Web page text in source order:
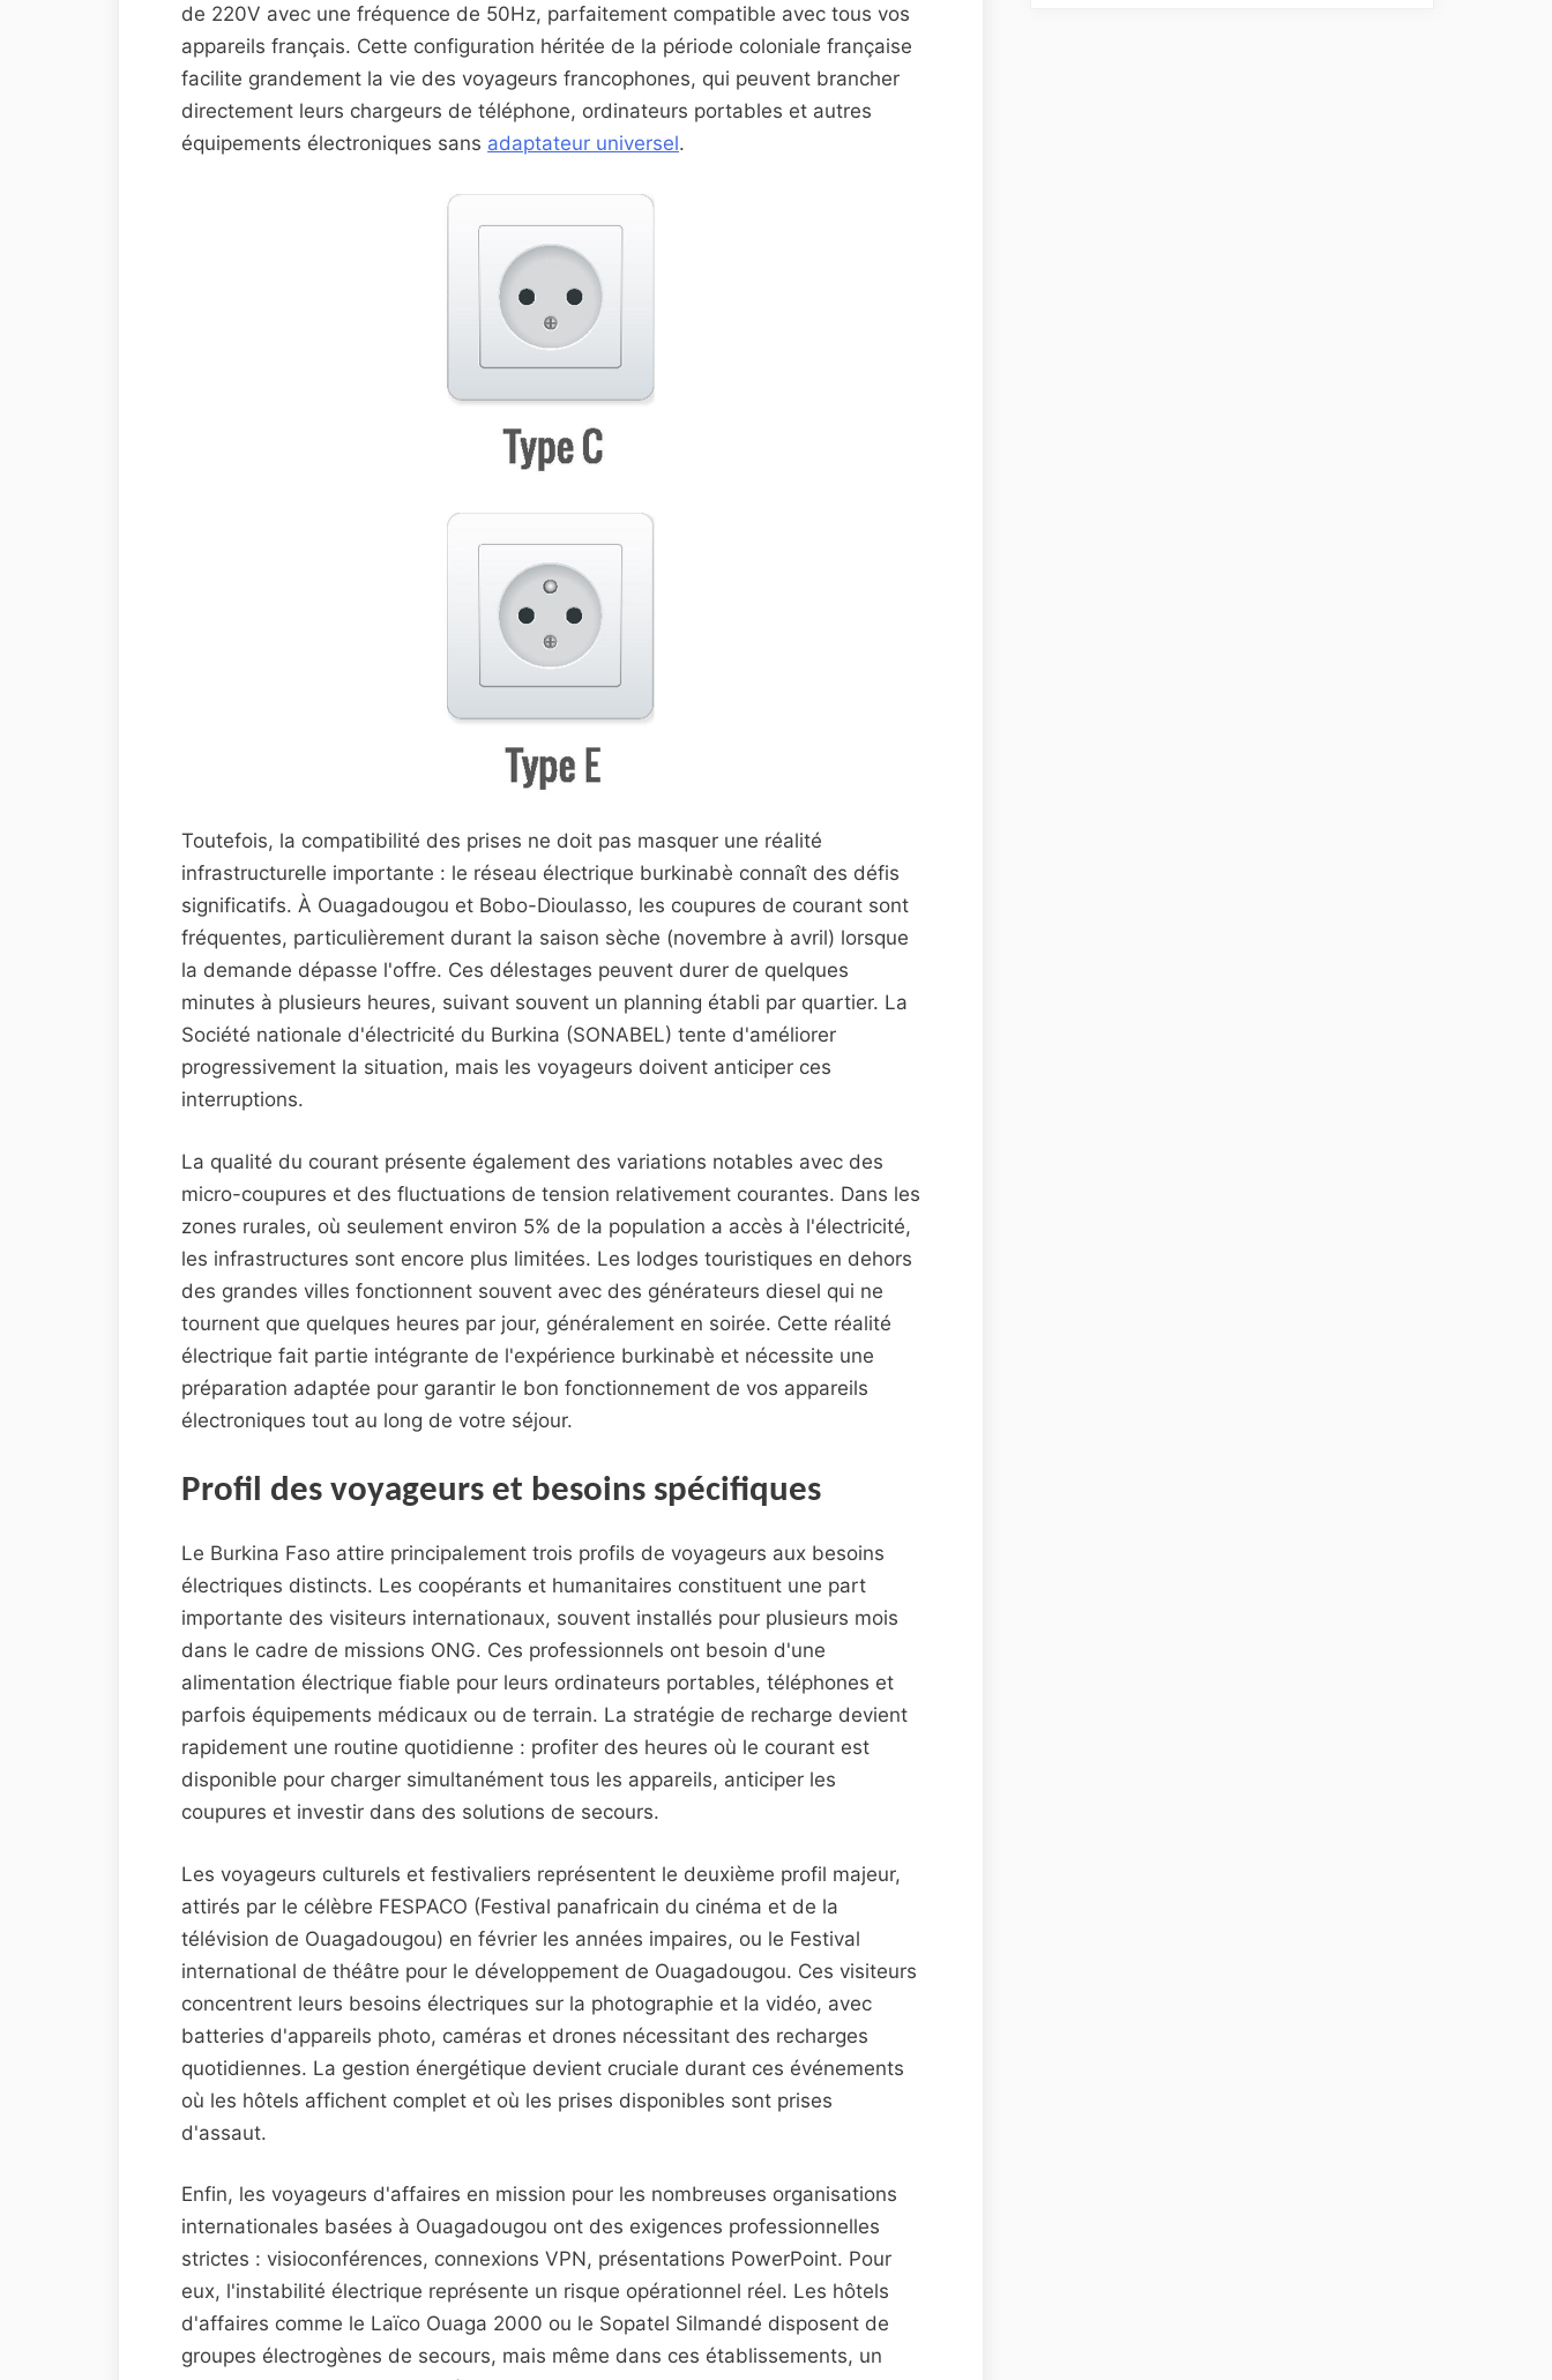
de 220V avec une fréquence de 50Hz, parfaitement compatible avec tous vos
appareils français. Cette configuration héritée de la période coloniale française
facilite grandement la vie des voyageurs francophones, qui peuvent brancher
directement leurs chargeurs de téléphone, ordinateurs portables et autres
équipements électroniques sans adaptateur universel.
Toutefois, la compatibilité des prises ne doit pas masquer une réalité
infrastructurelle importante : le réseau électrique burkinabè connaît des défis
significatifs. À Ouagadougou et Bobo-Dioulasso, les coupures de courant sont
fréquentes, particulièrement durant la saison sèche (novembre à avril) lorsque
la demande dépasse l'offre. Ces délestages peuvent durer de quelques
minutes à plusieurs heures, suivant souvent un planning établi par quartier. La
Société nationale d'électricité du Burkina (SONABEL) tente d'améliorer
progressivement la situation, mais les voyageurs doivent anticiper ces
interruptions.
La qualité du courant présente également des variations notables avec des
micro-coupures et des fluctuations de tension relativement courantes. Dans les
zones rurales, où seulement environ 5% de la population a accès à l'électricité,
les infrastructures sont encore plus limitées. Les lodges touristiques en dehors
des grandes villes fonctionnent souvent avec des générateurs diesel qui ne
tournent que quelques heures par jour, généralement en soirée. Cette réalité
électrique fait partie intégrante de l'expérience burkinabè et nécessite une
préparation adaptée pour garantir le bon fonctionnement de vos appareils
électroniques tout au long de votre séjour.
Profil des voyageurs et besoins spécifiques
Le Burkina Faso attire principalement trois profils de voyageurs aux besoins
électriques distincts. Les coopérants et humanitaires constituent une part
importante des visiteurs internationaux, souvent installés pour plusieurs mois
dans le cadre de missions ONG. Ces professionnels ont besoin d'une
alimentation électrique fiable pour leurs ordinateurs portables, téléphones et
parfois équipements médicaux ou de terrain. La stratégie de recharge devient
rapidement une routine quotidienne : profiter des heures où le courant est
disponible pour charger simultanément tous les appareils, anticiper les
coupures et investir dans des solutions de secours.
Les voyageurs culturels et festivaliers représentent le deuxième profil majeur,
attirés par le célèbre FESPACO (Festival panafricain du cinéma et de la
télévision de Ouagadougou) en février les années impaires, ou le Festival
international de théâtre pour le développement de Ouagadougou. Ces visiteurs
concentrent leurs besoins électriques sur la photographie et la vidéo, avec
batteries d'appareils photo, caméras et drones nécessitant des recharges
quotidiennes. La gestion énergétique devient cruciale durant ces événements
où les hôtels affichent complet et où les prises disponibles sont prises
d'assaut.
Enfin, les voyageurs d'affaires en mission pour les nombreuses organisations
internationales basées à Ouagadougou ont des exigences professionnelles
strictes : visioconférences, connexions VPN, présentations PowerPoint. Pour
eux, l'instabilité électrique représente un risque opérationnel réel. Les hôtels
d'affaires comme le Laïco Ouaga 2000 ou le Sopatel Silmandé disposent de
groupes électrogènes de secours, mais même dans ces établissements, un